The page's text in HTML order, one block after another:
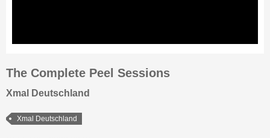
The Complete Peel Sessions
Xmal Deutschland
Xmal Deutschland